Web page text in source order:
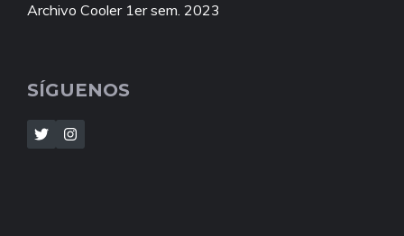
Archivo Cooler 1er sem. 2023
SÍGUENOS